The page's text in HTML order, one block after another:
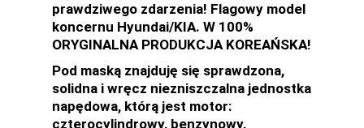
prawdziwego zdarzenia! Flagowy model
koncernu Hyundai/KIA. W 100%
ORYGINALNA PRODUKCJA KOREAŃSKA!
Pod maską znajduję się sprawdzona,
solidna i wręcz niezniszczalna jednostka
napędowa, którą jest motor:
czterocylindrowy, benzynowy,